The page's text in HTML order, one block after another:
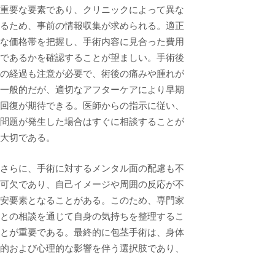
重要な要素であり、クリニックによって異な
るため、事前の情報収集が求められる。適正
な価格帯を把握し、手術内容に見合った費用
であるかを確認することが望ましい。手術後
の経過も注意が必要で、術後の痛みや腫れが
一般的だが、適切なアフターケアにより早期
回復が期待できる。医師からの指示に従い、
問題が発生した場合はすぐに相談することが
大切である。
さらに、手術に対するメンタル面の配慮も不
可欠であり、自己イメージや周囲の反応が不
安要素となることがある。このため、専門家
との相談を通じて自身の気持ちを整理するこ
とが重要である。最終的に包茎手術は、身体
的および心理的な影響を伴う選択肢であり、